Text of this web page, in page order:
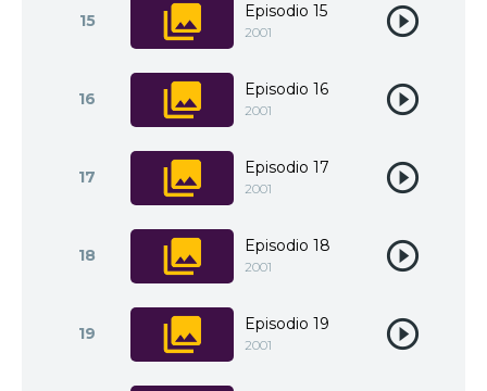
15 Episodio 15
2001
16 Episodio 16
2001
17 Episodio 17
2001
18 Episodio 18
2001
19 Episodio 19
2001